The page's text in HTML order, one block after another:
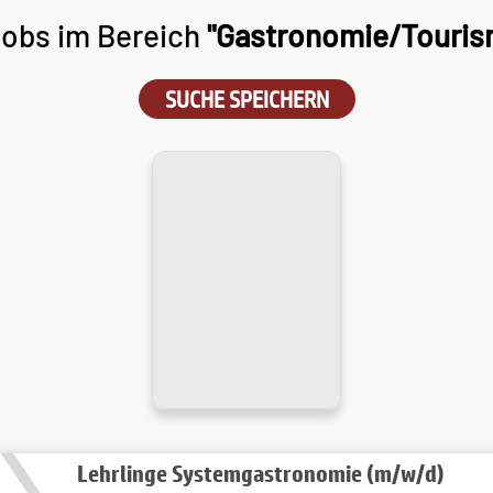
im Bereich "Gastronomie/
SUCHE SPEICHERN
Lehrlinge Systemgastronomie (m/w/d)